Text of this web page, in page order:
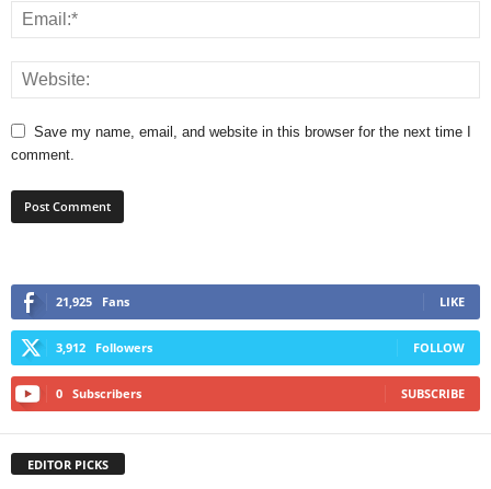
Save my name, email, and website in this browser for the next time I
comment.
21,925 Fans LIKE
3,912 Followers FOLLOW
0 Subscribers SUBSCRIBE
EDITOR PICKS